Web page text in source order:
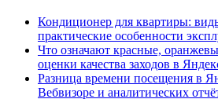
Кондиционер для квартиры:
практические особенности
Что означают красные,
оценки качества заходов в
Разница времени посещения в
Вебвизоре и аналитических